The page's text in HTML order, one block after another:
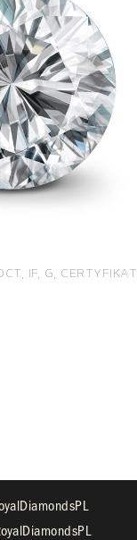
IF, G, CERTYFIKAT